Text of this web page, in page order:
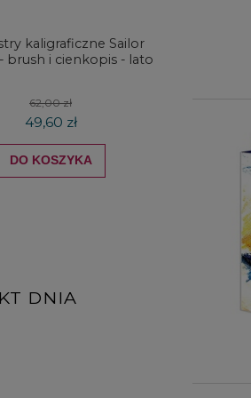
kaligraficzne Sailor
brush i cienkopis - lato
62,00 zł
49,60 zł
DO KOSZYKA
DNIA